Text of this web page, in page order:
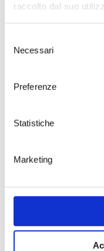
raccolto dal suo
delNecessari
Preferenze
Statistiche
MarketingWine and
music,
> DISCOVER